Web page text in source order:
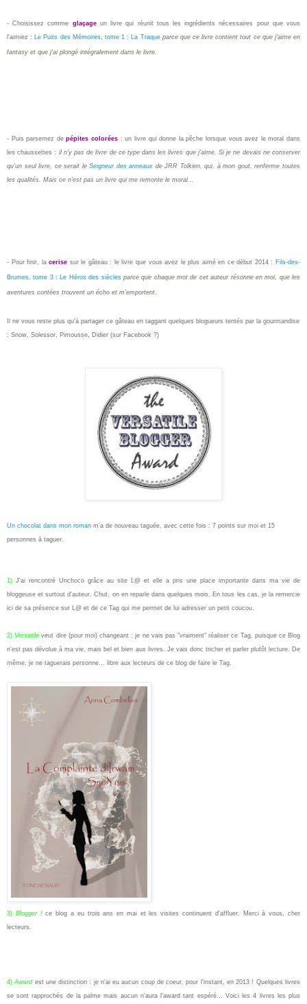
- Choisissez comme glaçageun livre qui réunit tous les ingrédients nécessaires pour que vous
l'aimiez :
Le Puits des Mémoires, tome 1 : La Traque parce que ce livre contient tout ce que j'aime en
fantasy et que j'ai plongé intégralement dans le livre.
- Puis parsemez depépites colorées : un livre qui donne la pêche lorsque vous avez le moral dans
les chaussettes : il n'y pas de livre de ce type dans les livres que j'aime. Si je ne devais ne conserver
qu'un seul livre, ce serait leSeigneur des anneaux de JRR Tolkien, qui, à mon gout, renferme toutes
les qualités. Mais ce n'est pas un livre qui me remonte le moral...
- Pour finir, lacerise sur le gâteau : le livre que vous avez le plus aimé en ce début 2014 : Fils-des-
Brumes, tome 3 : Le Héros des siècles parce que chaque mot de cet auteur résonne en moi, que les
aventures contées trouvent un écho et m'emportent
Il ne vous reste plus qu'à partager ce gâteau en taggant quelques blogueurs tentés par la gourmandise
: Snow, Solessor, Pimousse, Didier (sur Facebook ?)
Un chocolat dans mon roman m'a de nouveau taguée, avec cette fois : 7 points sur moi et 15
personnes à taguer.
1) J'ai rencontré Unchoco grâce au site L@ et elle a pris une place importante dans ma vie de
bloggeuse et surtout d'auteur. Chut, on en reparle dans quelques mois. En tous les cas, je la remercie
ici de sa présence sur L@ et de ce Tag qui me permet de lui adresser un petit coucou.
2) Versatile veut dire (pour moi) changeant : je ne vais pas "vraiment" réaliser ce Tag, puisque ce Blog
n'est pas dévolue à ma vie, mais bel et bien aux livres. Je vais donc tricher et parler plutôt lecture. De
même, je ne taguerais personne... libre aux lecteurs de ce blog de faire le Tag.
3) Blogger!ce blog a eu trois ans en mai et les visites continuent d'affluer. Merci à vous, cher
lecteurs.
4) Award est une distinction : je n'ai eu aucun coup de coeur, pour l'instant, en 2013 ! Quelques livres
se sont rapprochés de la palme mais aucun n'aura l'award tant espéré... Voici les 4 livres les plus